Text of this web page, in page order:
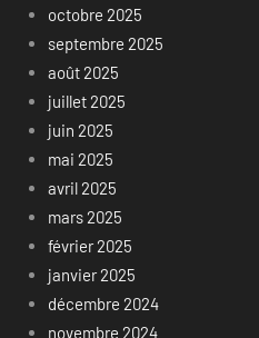
octobre 2025
septembre 2025
août 2025
juillet 2025
juin 2025
mai 2025
avril 2025
mars 2025
février 2025
janvier 2025
décembre 2024
novembre 2024